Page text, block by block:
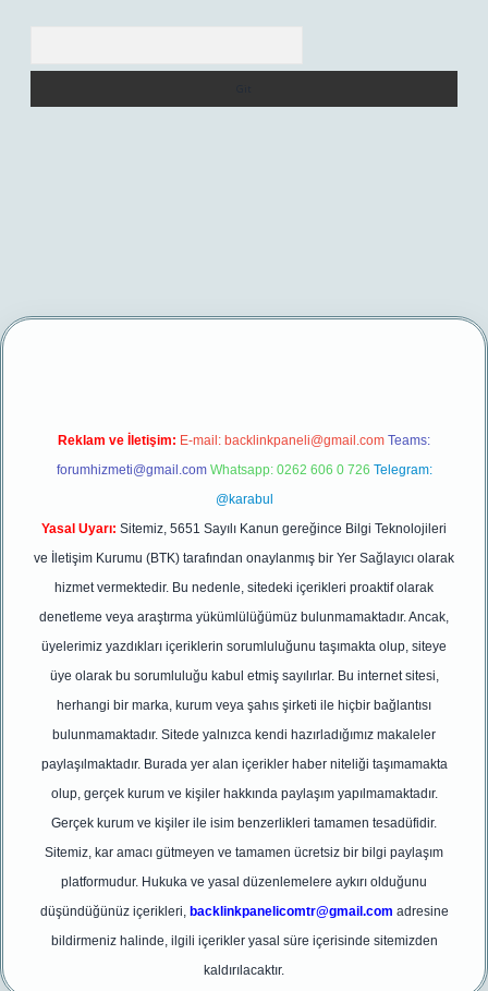
betexper yeni giriş
Reklam ve İletişim: E-mail: backlinkpaneli@gmail.com Teams:
forumhizmeti@gmail.com Whatsapp: 0262 606 0 726 Telegram:
@karabul
Yasal Uyarı: Sitemiz, 5651 Sayılı Kanun gereğince Bilgi Teknolojileri
ve İletişim Kurumu (BTK) tarafından onaylanmış bir Yer Sağlayıcı olarak
hizmet vermektedir. Bu nedenle, sitedeki içerikleri proaktif olarak
denetleme veya araştırma yükümlülüğümüz bulunmamaktadır. Ancak,
üyelerimiz yazdıkları içeriklerin sorumluluğunu taşımakta olup, siteye
üye olarak bu sorumluluğu kabul etmiş sayılırlar. Bu internet sitesi,
herhangi bir marka, kurum veya şahıs şirketi ile hiçbir bağlantısı
bulunmamaktadır. Sitede yalnızca kendi hazırladığımız makaleler
paylaşılmaktadır. Burada yer alan içerikler haber niteliği taşımamakta
olup, gerçek kurum ve kişiler hakkında paylaşım yapılmamaktadır.
Gerçek kurum ve kişiler ile isim benzerlikleri tamamen tesadüfidir.
Sitemiz, kar amacı gütmeyen ve tamamen ücretsiz bir bilgi paylaşım
platformudur. Hukuka ve yasal düzenlemelere aykırı olduğunu
düşündüğünüz içerikleri, backlinkpanelicomtr@gmail.com adresine
bildirmeniz halinde, ilgili içerikler yasal süre içerisinde sitemizden
kaldırılacaktır.